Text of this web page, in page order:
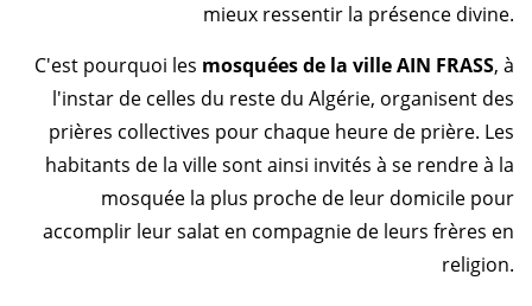
mieux ressentir la présence divine.
C'est pourquoi les mosquées de la ville AIN FRASS, à
l'instar de celles du reste du Algérie, organisent des
prières collectives pour chaque heure de prière. Les
habitants de la ville sont ainsi invités à se rendre à la
mosquée la plus proche de leur domicile pour
accomplir leur salat en compagnie de leurs frères en
religion.